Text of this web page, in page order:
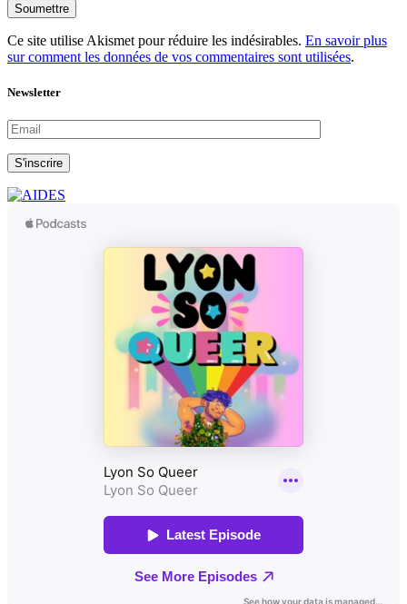
Soumettre
Ce site utilise Akismet pour réduire les indésirables. En savoir plus
sur comment les données de vos commentaires sont utilisées.
Newsletter
S'inscrire